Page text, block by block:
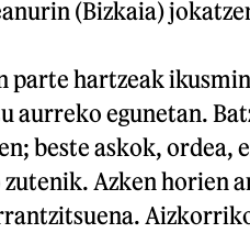
(Bizkaia)
parte hartzeak
aurreko egunetan.
beste askok, ordea,
zutenik. Azken horien